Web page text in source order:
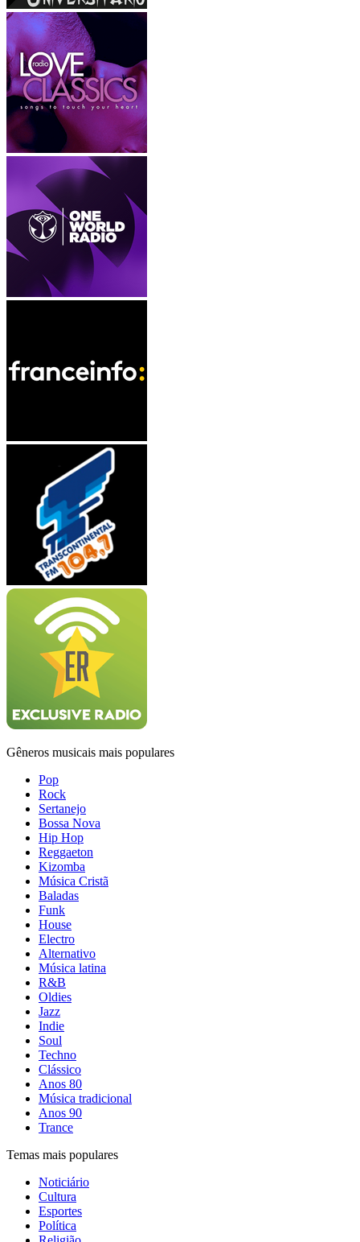
Gêneros musicais mais populares
Pop
Rock
Sertanejo
Bossa Nova
Hip Hop
Reggaeton
Kizomba
Música Cristã
Baladas
Funk
House
Electro
Alternativo
Música latina
R&B
Oldies
Jazz
Indie
Soul
Techno
Clássico
Anos 80
Música tradicional
Anos 90
Trance
Temas mais populares
Noticiário
Cultura
Esportes
Política